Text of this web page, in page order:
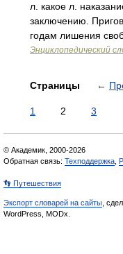
л. какое л.
заключению.
годам лишения
Энциклопедический
Страницы ←
1 2 3
© Академик, 2000-2026
Обратная связь: Техподдержка
👣 Путешествия
Экспорт словарей на сайты ,
WordPress, MODx.